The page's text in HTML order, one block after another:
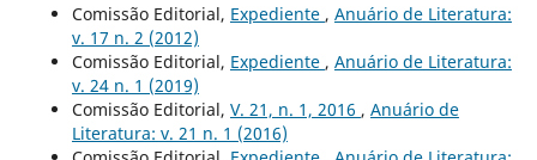
Comissão Editorial, Expediente , Anuário de Literatura:
v. 17 n. 2 (2012)
Comissão Editorial, Expediente , Anuário de Literatura:
v. 24 n. 1 (2019)
Comissão Editorial, V. 21, n. 1, 2016 , Anuário de
Literatura: v. 21 n. 1 (2016)